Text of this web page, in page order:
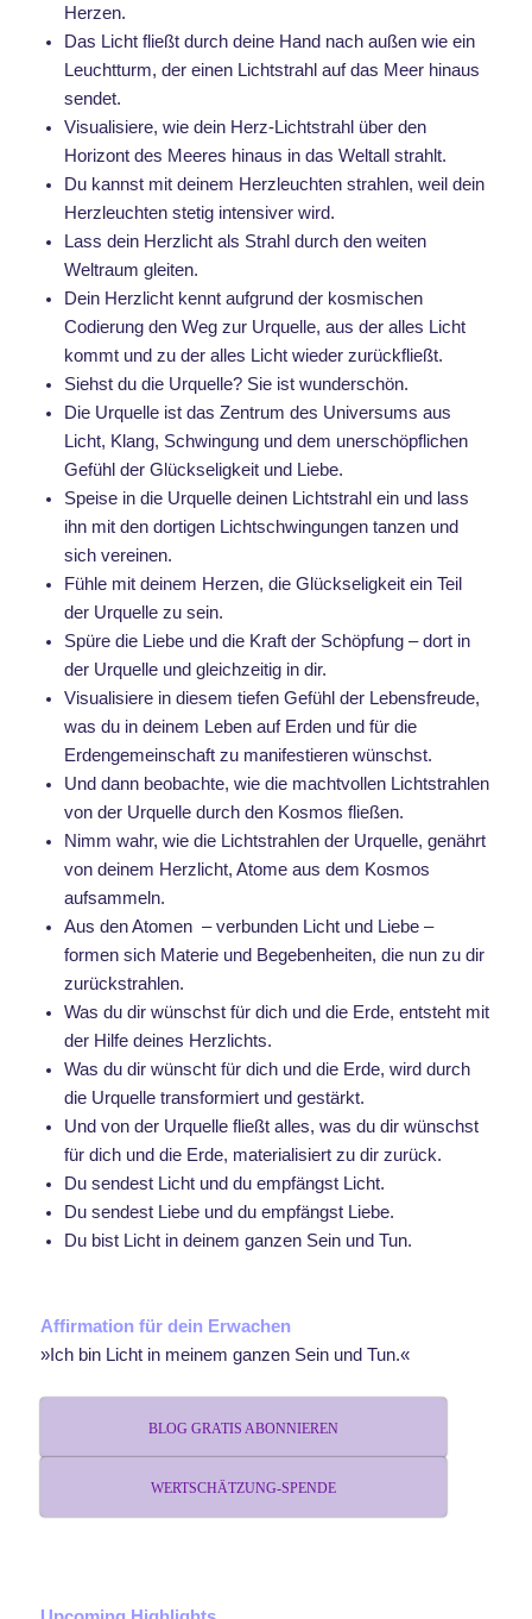
Herzen.
Das Licht fließt durch deine Hand nach außen wie ein
Leuchtturm, der einen Lichtstrahl auf das Meer hinaus
sendet.
Visualisiere, wie dein Herz-Lichtstrahl über den
Horizont des Meeres hinaus in das Weltall strahlt.
Du kannst mit deinem Herzleuchten strahlen, weil dein
Herzleuchten stetig intensiver wird.
Lass dein Herzlicht als Strahl durch den weiten
Weltraum gleiten.
Dein Herzlicht kennt aufgrund der kosmischen
Codierung den Weg zur Urquelle, aus der alles Licht
kommt und zu der alles Licht wieder zurückfließt.
Siehst du die Urquelle? Sie ist wunderschön.
Die Urquelle ist das Zentrum des Universums aus
Licht, Klang, Schwingung und dem unerschöpflichen
Gefühl der Glückseligkeit und Liebe.
Speise in die Urquelle deinen Lichtstrahl ein und lass
ihn mit den dortigen Lichtschwingungen tanzen und
sich vereinen.
Fühle mit deinem Herzen, die Glückseligkeit ein Teil
der Urquelle zu sein.
Spüre die Liebe und die Kraft der Schöpfung – dort in
der Urquelle und gleichzeitig in dir.
Visualisiere in diesem tiefen Gefühl der Lebensfreude,
was du in deinem Leben auf Erden und für die
Erdengemeinschaft zu manifestieren wünschst.
Und dann beobachte, wie die machtvollen Lichtstrahlen
von der Urquelle durch den Kosmos fließen.
Nimm wahr, wie die Lichtstrahlen der Urquelle, genährt
von deinem Herzlicht, Atome aus dem Kosmos
aufsammeln.
Aus den Atomen – verbunden Licht und Liebe –
formen sich Materie und Begebenheiten, die nun zu dir
zurückstrahlen.
Was du dir wünschst für dich und die Erde, entsteht mit
der Hilfe deines Herzlichts.
Was du dir wünscht für dich und die Erde, wird durch
die Urquelle transformiert und gestärkt.
Und von der Urquelle fließt alles, was du dir wünschst
für dich und die Erde, materialisiert zu dir zurück.
Du sendest Licht und du empfängst Licht.
Du sendest Liebe und du empfängst Liebe.
Du bist Licht in deinem ganzen Sein und Tun.
Affirmation für dein Erwachen
»Ich bin Licht in meinem ganzen Sein und Tun.«
BLOG GRATIS ABONNIEREN
WERTSCHÄTZUNG-SPENDE